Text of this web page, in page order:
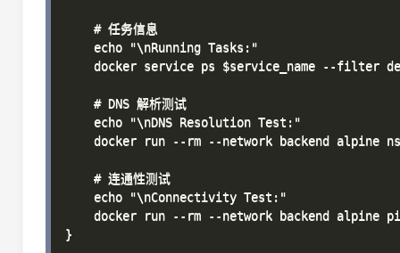
    # 任务信息
    echo "\nRunning Tasks:"
docker service ps $service_name --filter
    # DNS 解析测试
    echo "\nDNS Resolution Test:"
docker run --rm --network backend alpine
    # 连通性测试
    echo "\nConnectivity Test:"
docker run --rm --network backend alpine
}